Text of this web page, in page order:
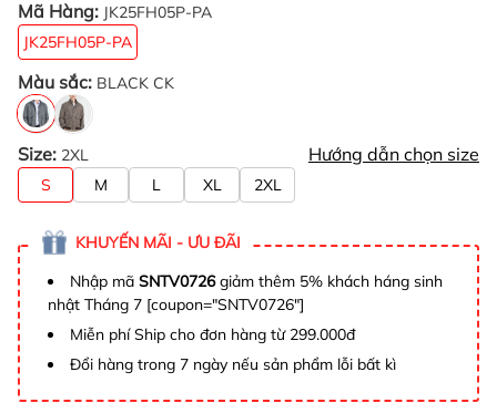
Mã Hàng: JK25FH05P-PA
JK25FH05P-PA
Màu sắc: BLACK CK
Size: 2XL Hướng dẫn chọn size
S M L XL 2XL
KHUYẾN MÃI - ƯU ĐÃI
Nhập mã SNTV0726giảm thêm 5% khách háng sinh
nhật Tháng 7 [coupon="SNTV0726"]
Miễn phí Ship cho đơn hàng từ 299.000đ
Đổi hàng trong 7 ngày nếu sản phẩm lỗi bất kì